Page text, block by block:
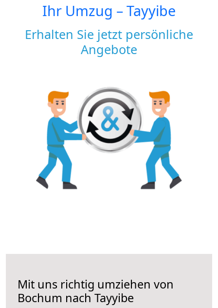
Ihr Umzug –Tayyibe
Erhalten Sie jetzt persönliche
Angebote
Mit uns richtig umziehen von
Bochum nach Tayyibe